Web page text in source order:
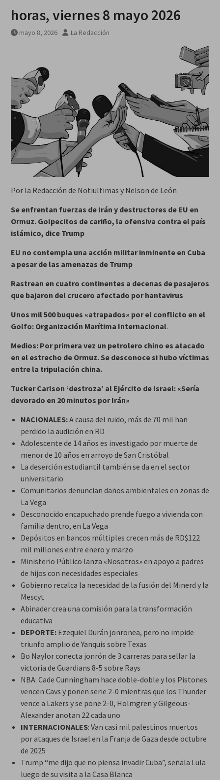
horas, viernes 8 mayo 2026
mayo 8, 2026 La Redacción
Por la Redacción de Notiultimas y Nelson de León
Se enfrentan fuerzas de Irán y destructores de EU en
Ormuz. Golpecitos de cariño, la ofensiva contra el país
islámico, dice Trump
EU no contempla una acción militar inminente en Cuba
a pesar de las amenazas de Trump
Rastrean en cuatro continentes a decenas de pasajeros
que bajaron del crucero afectado por hantavirus
Unos mil 500 buques «atrapados» por el conflicto en el
Golfo: Organización Marítima Internacional.
Medios: Por primera vez un petrolero chino es atacado
en el estrecho de Ormuz. Se desconoce si hubo víctimas
entre la tripulación china.
Tucker Carlson ‘destroza’ al Ejército de Israel: «Sería
devorado en 20 minutos por Irán»
NACIONALES:A causa del ruido, más de 70 mil han
perdido la audición en RD
Adolescente de 14 años es investigado por muerte de
menor de 10 años en arroyo de San Cristóbal
La deserción estudiantil también se da en el sector
universitario
Comunitarios denuncian daños ambientales en zonas de
La Vega
Desconocido encapuchado prende fuego a vivienda con
familia dentro, en La Vega
Depósitos en bancos múltiples crecen más de RD$122
mil millones entre enero y marzo
Ministerio Público lanza «Nosotros» en apoyo a padres
de hijos con necesidades especiales
Gobierno recalca la necesidad de la fusión del Minerd y la
Mescyt
Abinader crea una comisión para la transformación
educativa
DEPORTE:Ezequiel Durán jonronea, pero no impide
triunfo amplio de Yanquis sobre Texas
Bo Naylor conecta jonrón de 3 carreras para sellar la
victoria de Guardians 8-5 sobre Rays
NBA: Cade Cunningham hace doble-doble y los Pistones
vencen Cavs y ponen serie 2-0 mientras que los Thunder
vence a Lakers y se pone 2-0, Holmgren y Gilgeous-
Alexander anotan 22 cada uno
INTERNACIONALES: Van casi mil palestinos muertos
por ataques de Israel en la Franja de Gaza desde octubre
de 2025
Trump “me dijo que no piensa invadir Cuba”, señala Lula
luego de su visita a la Casa Blanca